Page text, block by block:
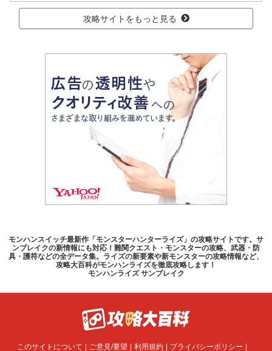
攻略サイトをもっと見る
モンハンスイッチ最新作「モンスターハンターライズ」の攻略サイトです。サ
ンブレイクの新情報にも対応！難関クエスト・モンスターの攻略、武器・防
具・護符などの全データ集。ライズの新要素や新モンスターの攻略情報など、
攻略大百科がモンハンライズを徹底攻略します！
モンハンライズ サンブレイク
このサイトについて ご意見/要望 利用規約 プライバシーポリシー